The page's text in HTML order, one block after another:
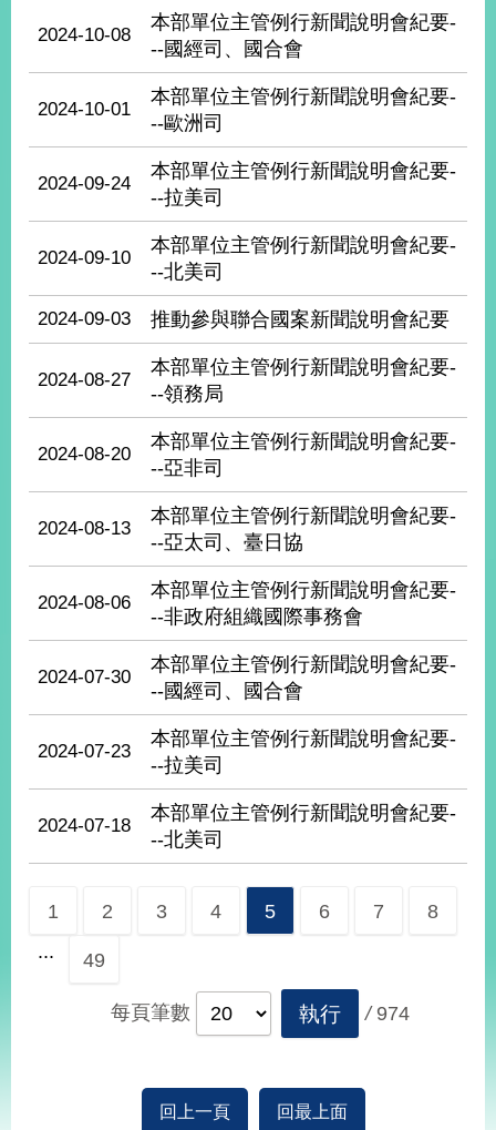
頁
關
本
新
心
外
訊
家
區
際
播
府
資
公
為
2024-10-08
本部單位主管例行新聞說明會紀要-
--國經司、國合會
2024-10-01
本部單位主管例行新聞說明會紀要-
--歐洲司
2024-09-24
本部單位主管例行新聞說明會紀要-
--拉美司
2024-09-10
本部單位主管例行新聞說明會紀要-
--北美司
2024-09-03 推動參與聯合國案新聞說明會紀要
2024-08-27
本部單位主管例行新聞說明會紀要-
--領務局
2024-08-20
本部單位主管例行新聞說明會紀要-
--亞非司
2024-08-13
本部單位主管例行新聞說明會紀要-
--亞太司、臺日協
2024-08-06
本部單位主管例行新聞說明會紀要-
--非政府組織國際事務會
2024-07-30
本部單位主管例行新聞說明會紀要-
--國經司、國合會
2024-07-23
本部單位主管例行新聞說明會紀要-
--拉美司
2024-07-18
本部單位主管例行新聞說明會紀要-
--北美司
1 2 3 4 5 6 7
8
...
49
每頁筆數 執行 / 974
回上一頁 回最上面